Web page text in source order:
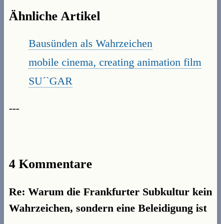
Ähnliche Artikel
Bausünden als Wahrzeichen
mobile cinema, creating animation film
SU´`GAR
---
4 Kommentare
Re: Warum die Frankfurter Subkultur kein
Wahrzeichen, sondern eine Beleidigung ist